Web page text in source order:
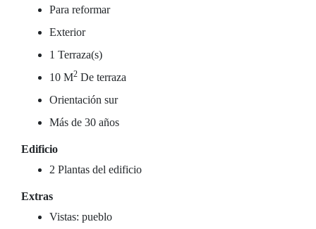
Para reformar
Exterior
1 Terraza(s)
10 M2 De terraza
Orientación sur
Más de 30 años
Edificio
2 Plantas del edificio
Extras
Vistas: pueblo